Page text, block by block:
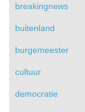
breakingnews
buitenland
burgemeester
cultuur
democratie